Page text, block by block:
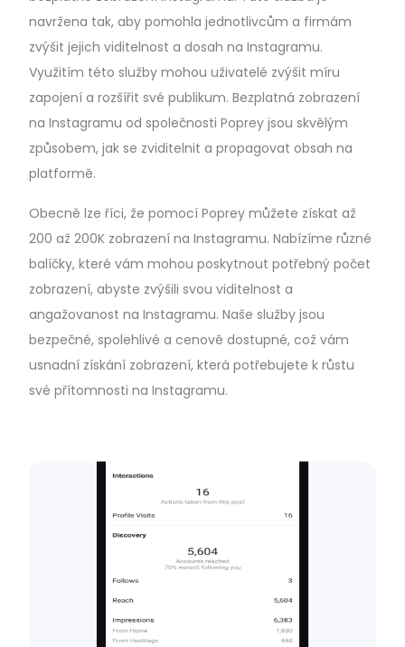
navržena tak, aby pomohla jednotlivcům a firmám
zvýšit jejich viditelnost a dosah na Instagramu.
Využitím této služby mohou uživatelé zvýšit míru
zapojení a rozšířit své publikum. Bezplatná zobrazení
na Instagramu od společnosti Poprey jsou skvělým
způsobem, jak se zviditelnit a propagovat obsah na
platformě.
Obecně lze říci, že pomocí Poprey můžete získat až
200 až 200K zobrazení na Instagramu. Nabízíme různé
balíčky, které vám mohou poskytnout potřebný počet
zobrazení, abyste zvýšili svou viditelnost a
angažovanost na Instagramu. Naše služby jsou
bezpečné, spolehlivé a cenově dostupné, což vám
usnadní získání zobrazení, která potřebujete k růstu
své přítomnosti na Instagramu.